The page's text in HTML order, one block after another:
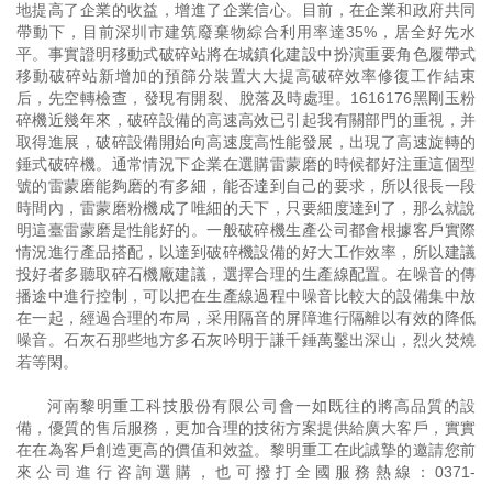
地提高了企業的收益，增進了企業信心。目前，在企業和政府共同
帶動下，目前深圳市建筑廢棄物綜合利用率達35%，居全好先水
平。事實證明移動式破碎站將在城鎮化建設中扮演重要角色履帶式
移動破碎站新增加的預篩分裝置大大提高破碎效率修復工作結束
后，先空轉檢查，發現有開裂、脫落及時處理。1616176黑剛玉粉
碎機近幾年來，破碎設備的高速高效已引起我有關部門的重視，并
取得進展，破碎設備開始向高速度高性能發展，出現了高速旋轉的
錘式破碎機。通常情況下企業在選購雷蒙磨的時候都好注重這個型
號的雷蒙磨能夠磨的有多細，能否達到自己的要求，所以很長一段
時間內，雷蒙磨粉機成了唯細的天下，只要細度達到了，那么就說
明這臺雷蒙磨是性能好的。一般破碎機生產公司都會根據客戶實際
情況進行產品搭配，以達到破碎機設備的好大工作效率，所以建議
投好者多聽取碎石機廠建議，選擇合理的生產線配置。在噪音的傳
播途中進行控制，可以把在生產線過程中噪音比較大的設備集中放
在一起，經過合理的布局，采用隔音的屏障進行隔離以有效的降低
噪音。石灰石那些地方多石灰吟明于謙千錘萬鑿出深山，烈火焚燒
若等閑。
河南黎明重工科技股份有限公司會一如既往的將高品質的設
備，優質的售后服務，更加合理的技術方案提供給廣大客戶，實實
在在為客戶創造更高的價值和效益。黎明重工在此誠摯的邀請您前
來公司進行咨詢選購，也可撥打全國服務熱線： 0371-